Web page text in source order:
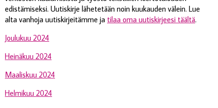
edistämiseksi. Uutiskirje lähetetään noin kuukauden välein. Lue
alta vanhoja uutiskirjeitämme ja tilaa oma uutiskirjeesi täältä.
Joulukuu 2024
Heinäkuu 2024
Maaliskuu 2024
Helmikuu 2024